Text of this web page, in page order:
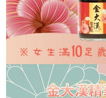
【注意事項】
１．透過由恩沛科技股份有
易，需依本服務之必要範圍
權轉讓予恩沛科技股份有限
https://aftee.tw/terms/#terms3
３．未成年的使用者請事先
「AFTEE先享後付」，若
付款後門市自取
免運費